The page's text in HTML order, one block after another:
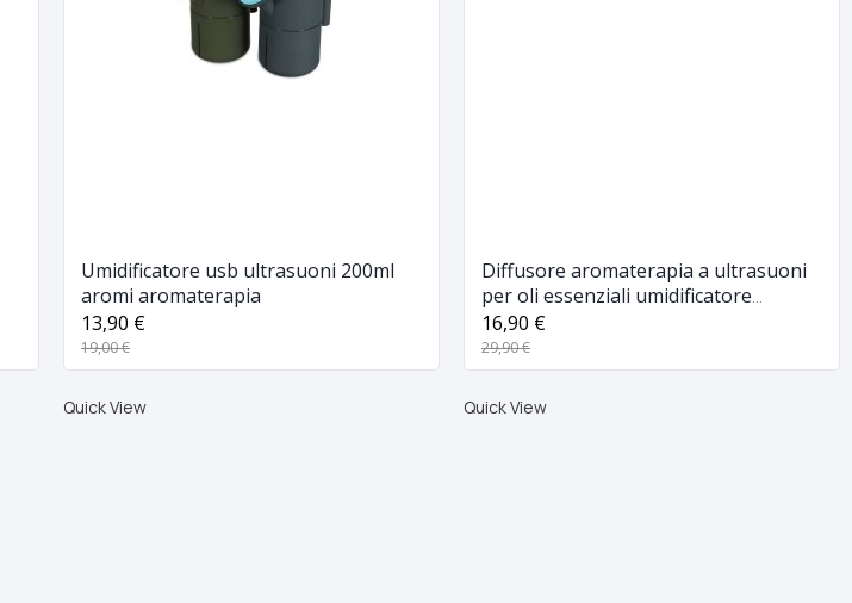
Umidificatore usb ultrasuoni 200ml
aromi aromaterapia
13,90 €
19,00 €
Quick View
Diffusore aromaterapia a ultrasuoni
per oli essenziali umidificatore
ambiente usb
16,90 €
29,90 €
Quick View